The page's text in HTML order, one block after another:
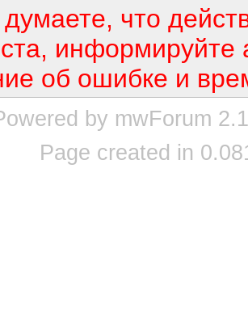
что
информируйте
об ошибке и
by mwForum
Page created in